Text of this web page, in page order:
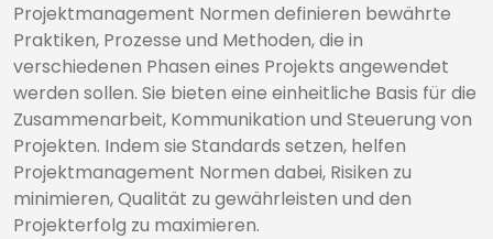
Projektmanagement Normen definieren bewährte
Praktiken, Prozesse und Methoden, die in
verschiedenen Phasen eines Projekts angewendet
werden sollen. Sie bieten eine einheitliche Basis für die
Zusammenarbeit, Kommunikation und Steuerung von
Projekten. Indem sie Standards setzen, helfen
Projektmanagement Normen dabei, Risiken zu
minimieren, Qualität zu gewährleisten und den
Projekterfolg zu maximieren.